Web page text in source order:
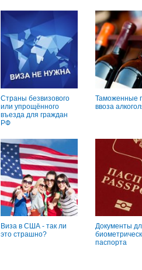
Страны безвизового
или упрощённого
въезда для граждан
РФ
Таможенные
ввоза
Виза в США - так ли
это страшно?
Документы
паспорта